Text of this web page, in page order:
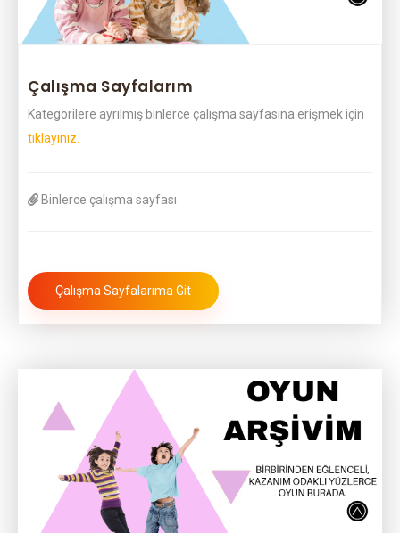
Çalışma Sayfalarım
Kategorilere ayrılmış binlerce çalışma sayfasına erişmek için
tıklayınız.
Binlerce çalışma sayfası
Çalışma Sayfalarıma Git